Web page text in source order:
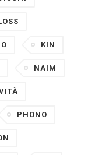
KIN
NAIM
PHONO